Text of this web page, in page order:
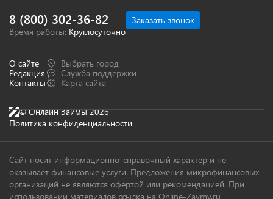
© Онлайн Займы 2026
Политика конфиденциальности
О сайте
Редакция
Контакты
Выбрать город
Служба поддержки
Карта сайта
Заказать звонок
8 (800) 302-36-82
Время работы: Круглосуточно
Сайт носит информационно-справочный характер и не
оказывает финансовые услуги. Предложения микрофинансовых
организаций не являются офертой или рекомендацией. При
использовании материалов ссылка на Online-Zaymy.ru